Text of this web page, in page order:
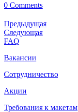
0 Comments
Предыдущая
Следующая
FAQ
Вакансии
Сотрудничество
Акции
Требования к макетам